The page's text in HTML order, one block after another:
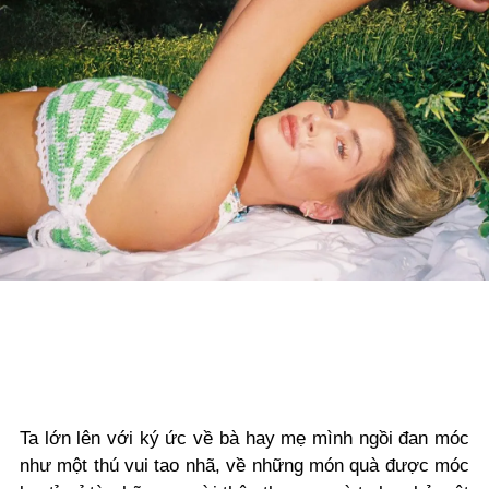
Ta lớn lên với ký ức về bà hay mẹ mình ngồi đan móc
như một thú vui tao nhã, về những món quà được móc